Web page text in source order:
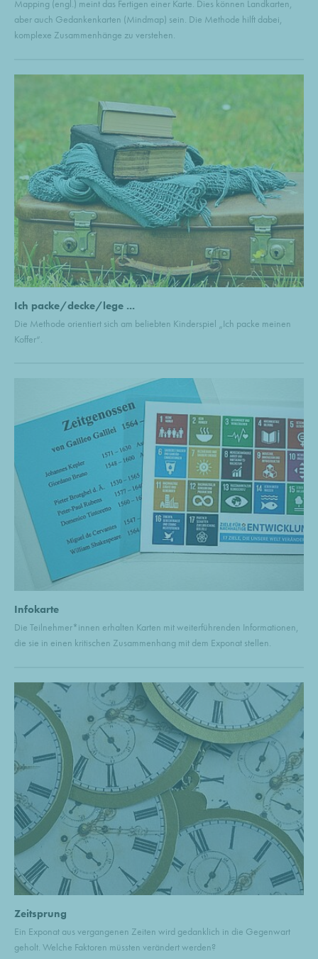
Mapping (engl.) meint das Fertigen einer Karte. Dies können Landkarten,
aber auch Gedankenkarten (Mindmap) sein. Die Methode hilft dabei,
komplexe Zusammenhänge zu verstehen.
Ich packe/decke/lege ...
Die Methode orientiert sich am beliebten Kinderspiel „Ich packe meinen
Koffer“.
Infokarte
Die Teilnehmer*innen erhalten Karten mit weiterführenden Informationen,
die sie in einen kritischen Zusammenhang mit dem Exponat stellen.
Zeitsprung
Ein Exponat aus vergangenen Zeiten wird gedanklich in die Gegenwart
geholt. Welche Faktoren müssten verändert werden?